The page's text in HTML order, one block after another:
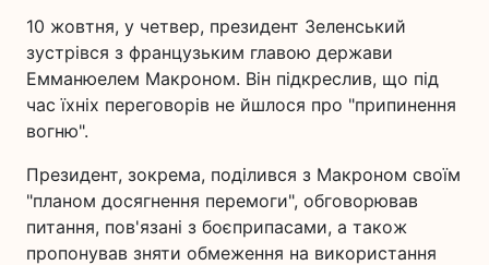
10 жовтня, у четвер, президент Зеленський
зустрівся з французьким главою держави
Емманюелем Макроном. Він підкреслив, що під
час їхніх переговорів не йшлося про "припинення
вогню".
Президент, зокрема, поділився з Макроном своїм
"планом досягнення перемоги", обговорював
питання, пов'язані з боєприпасами, а також
пропонував зняти обмеження на використання